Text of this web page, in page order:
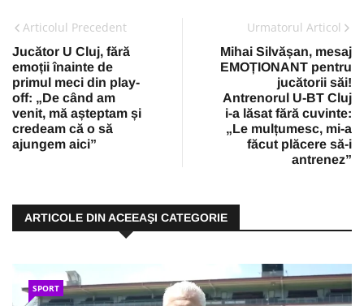
Articolul Precedent
Jucător U Cluj, fără
emoții înainte de
primul meci din play-
off: „De când am
venit, mă așteptam și
credeam că o să
ajungem aici”
Urmatorul Articol
Mihai Silvășan, mesaj
EMOȚIONANT pentru
jucătorii săi!
Antrenorul U-BT Cluj
i-a lăsat fără cuvinte:
„Le mulțumesc, mi-a
făcut plăcere să-i
antrenez”
ARTICOLE DIN ACEEAŞI CATEGORIE
SPORT